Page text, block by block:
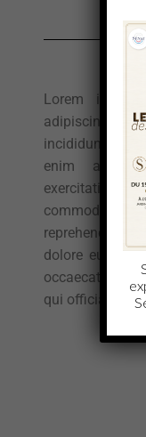
Lorem
adipiscing
incididunt ut
enim ad
exercitation
commodo
reprehenderit
dolore eu
occaecat
qui officia